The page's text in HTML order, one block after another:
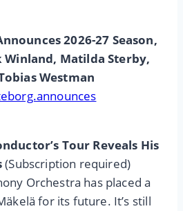
2026-27 Season,
Winland, Matilda Sterby,
Westman
Tour Reveals His
(Subscription required)
Orchestra has placed a
for its future. It’s still